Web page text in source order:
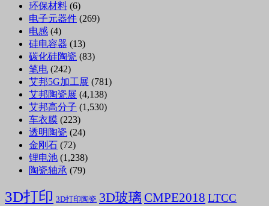
环保材料 (6)
电子元器件 (269)
电感 (4)
硅电容器 (13)
碳化硅陶瓷 (83)
笔电 (242)
艾邦5G加工展 (781)
艾邦陶瓷展 (4,138)
艾邦高分子 (1,530)
车衣膜 (223)
透明陶瓷 (24)
金刚石 (72)
锂电池 (1,238)
陶瓷轴承 (79)
3D打印 3D打印陶瓷 3D玻璃 CMPE2018 LTCC